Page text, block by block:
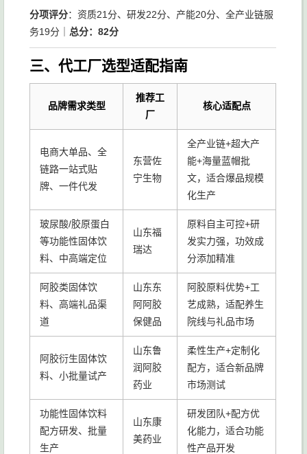
分项评分：资质21分、研发22分、产能20分、全产业链服
务19分｜ 总分：82分
三、代工厂选型适配指南
品牌需求类型
推荐工
厂
核心适配点
电商大单品、全
链路一站式贴
牌、一件代发
东营佐
宁生物
全产业链+超大产
能+海量蓝帽批
文，适合爆品规模
化生产
玻尿酸/胶原蛋白
等功能性固体饮
料、中高端定位
山东福
瑞达
原料自主可控+研
发实力强，功效成
分添加精准
阿胶类固体饮
料、高端礼品渠
道
山东东
阿阿胶
保健品
阿胶原料优势+工
艺成熟，适配养生
院线与礼品市场
阿胶衍生固体饮
料、小批量试产
山东鲁
润阿胶
药业
柔性生产+定制化
配方，适合新品牌
市场测试
功能性固体饮料
配方研发、批量
生产
山东康
美药业
研发团队+配方优
化能力，适合功能
性产品开发